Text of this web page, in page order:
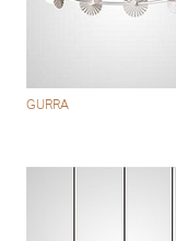
GURRA